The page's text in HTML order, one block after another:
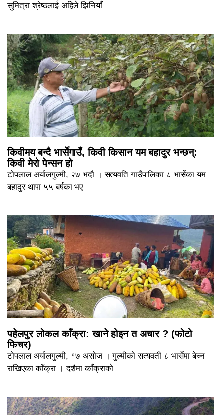
सुमित्रा श्रेष्ठलाई अहिले झिनियाँ
किवीमय बन्दै भार्सेगाउँ, किवी किसान यम बहादुर भन्छन्:
किवी मेरो पेन्सन हो
टोपलाल अर्यालगुल्मी, २७ भदौ । सत्यवति गाउँपालिका ८ भार्सेका यम
बहादुर थापा ५५ बर्षका भए
पहेलपुर लोकल काँक्रा: खाने होइन त अचार ? (फोटो
फिचर)
टोपलाल अर्यालगुल्मी, १७ असोज । गुल्मीको सत्यवती ८ भार्सेमा बेच्न
राखिएका काँक्रा । दशैमा काँक्राको